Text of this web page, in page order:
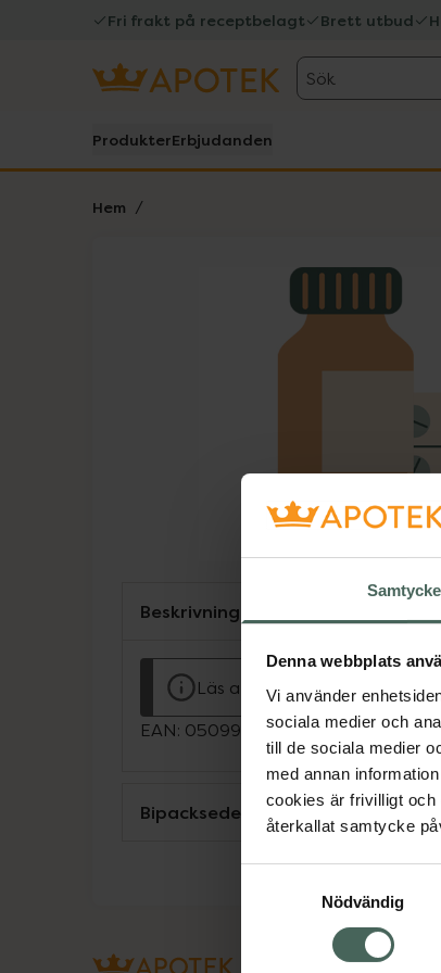
Samtycke
Denna webbplats
Vi använder
sociala medier och
till de sociala medier
med annan
cookies är frivilligt
återkallat samtycke
Nödvändig
Fri frakt på receptbelagt Brett utbud
Sök
ProdukterErbjudanden
Hem
Lista: . Innehåller 1 objekt.
Beskrivning
Läs alltid bipacksedeln innan
EAN: 05099151919588
Bipacksedel från FASS